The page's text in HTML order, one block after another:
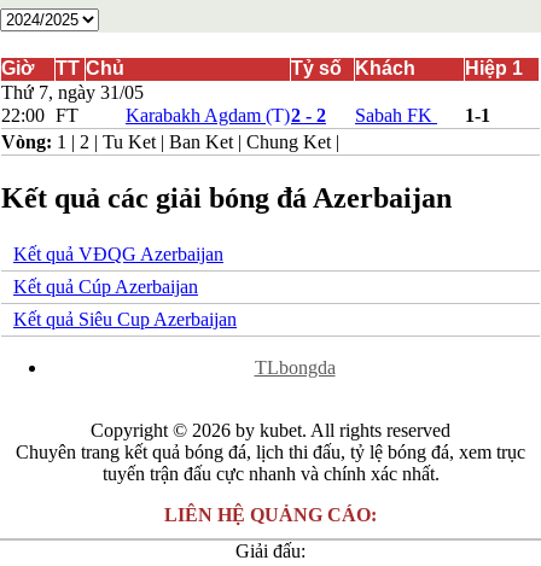
Bắc Macedonia
Bỉ
Croatia
Estonia
Georgia
Hungary
Hy Lạp
Kazakhstan
Liechtenstein
Malta
Moldova
Montenegro
Na Uy
Phần Lan
Rumany
Giờ TT Chủ Tỷ số Khách
Hiệp 1
Thứ 7, ngày 31/05
22:00 FT Karabakh Agdam (T)2 - 2 Sabah FK
1-1
Vòng: 1 | 2 | Tu Ket | Ban Ket | Chung Ket |
Kết quả các giải bóng đá Azerbaijan
Kết quả VĐQG Azerbaijan
Kết quả Cúp Azerbaijan
Kết quả Siêu Cup Azerbaijan
TLbongda
Copyright © 2026 by kubet. All rights reserved
Chuyên trang kết quả bóng đá, lịch thi đấu, tỷ lệ bóng đá, xem trục
tuyến trận đấu cực nhanh và chính xác nhất.
LIÊN HỆ QUẢNG CÁO:
Giải đấu: